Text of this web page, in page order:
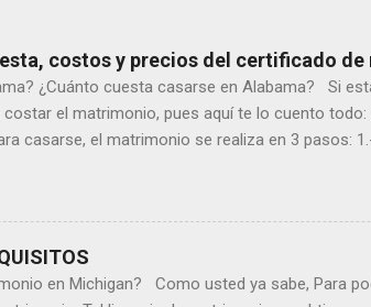
costos y precios del certificado
¿Cuánto cuesta casarse en Alabama? Si
el matrimonio, pues aquí te lo cuento
casarse, el matrimonio se realiza en 3 pasos:
esto tiene un costo de $ 5.00. 3.- Presentas tu
prefieras, no hay un requisito de residencia en
en Alabama tiene un costo dependiendo
en Michigan? Como usted ya sabe, Para